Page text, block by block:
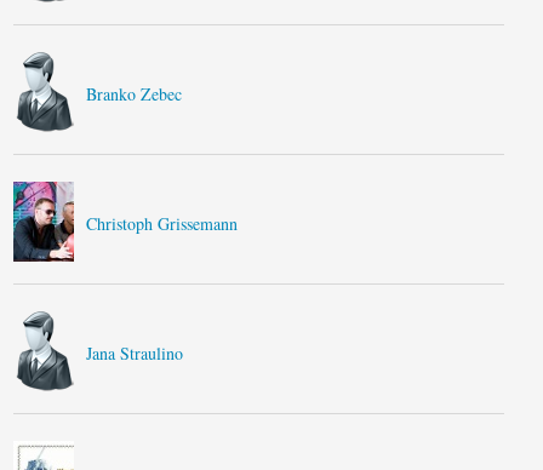
Branko Zebec
Christoph Grissemann
Jana Straulino